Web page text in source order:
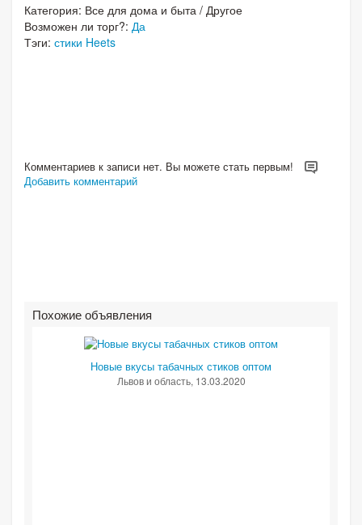
Категория: Все для дома и быта / Другое
Возможен ли торг?: Да
Тэги: стики Heets
Комментариев к записи нет. Вы можете стать первым!
Добавить комментарий
Похожие объявления
Новые вкусы табачных стиков оптом
Львов и область, 13.03.2020